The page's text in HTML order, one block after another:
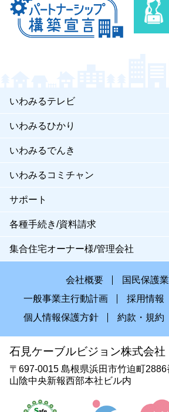
いわみるテレビ
いわみるひかり
いわみるでんき
いわみるコミチャン
サポート
各種手続き/資料請求
集合住宅オーナー様/管理会社
会社概要
国民保護
一般事業主行動計画
採用情報
個人情報保護方針
約款・規約
石見ケーブルビジョン株式会社
〒697-0015 島根県浜田市竹迫町2886
山陰中央新報西部本社ビル内